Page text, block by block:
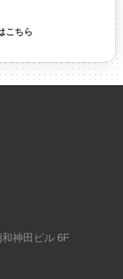
採用
#歓迎会
こちら
神田ビル 6F